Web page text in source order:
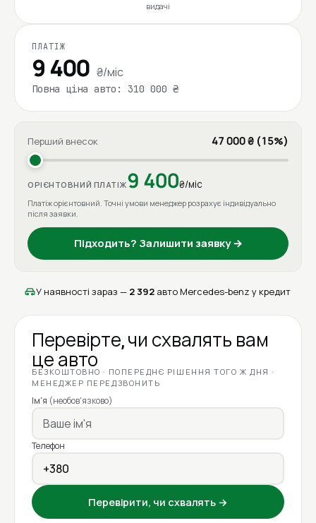
видачі
ПЛАТІЖ
9 400 ₴/міс
Повна ціна авто: 310 000 ₴
Перший внесок 47 000 ₴ (15%)
ОРІЄНТОВНИЙ ПЛАТІЖ9 400₴/міс
Платіж орієнтовний. Точні умови менеджер розрахує індивідуально
після заявки.
Підходить? Залишити заявку →
У наявності зараз — 2 392 авто Mercedes-benz у кредит
Перевірте, чи схвалять вам
це авто
БЕЗКОШТОВНО · ПОПЕРЕДНЄ РІШЕННЯ ТОГО Ж ДНЯ ·
МЕНЕДЖЕР ПЕРЕДЗВОНИТЬ
Ім'я (необов'язково)
Телефон
Перевірити, чи схвалять →